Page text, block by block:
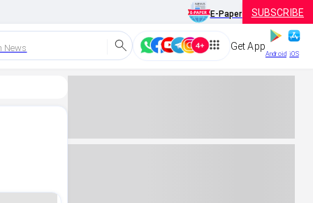
E-Paper SUBSCRIBE
News Get App
Android iOS